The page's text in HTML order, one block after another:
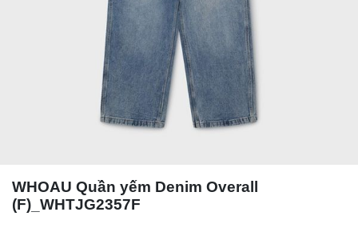
WHOAU Quần yếm Denim Overall
(F)_WHTJG2357F